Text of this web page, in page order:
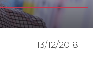
13/12/2018